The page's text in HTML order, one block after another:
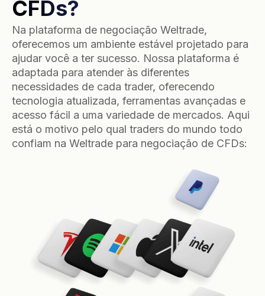
CFDs?
Na plataforma de negociação Weltrade,
oferecemos um ambiente estável projetado para
ajudar você a ter sucesso. Nossa plataforma é
adaptada para atender às diferentes
necessidades de cada trader, oferecendo
tecnologia atualizada, ferramentas avançadas e
acesso fácil a uma variedade de mercados. Aqui
está o motivo pelo qual traders do mundo todo
confiam na Weltrade para negociação de CFDs: